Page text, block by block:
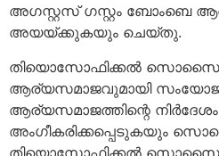
അഗസ്റ്റസ് ഗസ്റ്റം ബോംബെ
അയയ്ക്കുകയും ചെയ്തു.
തിയൊസോഫിക്കല്‍
ആര്യസമാജവുമായി
ആര്യസമാജത്തിന്റെ
അംഗീകരിക്കപ്പെടുകയും
തിയൊസോഫിക്കല്‍